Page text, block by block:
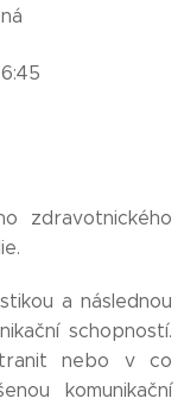
zdravotnického
a následnou
schopností.
nebo v co
komunikační